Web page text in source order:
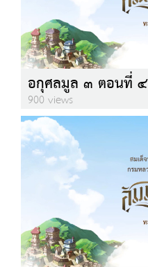
อกุศลมูล ๓ ตอนที่ ๔
900 views